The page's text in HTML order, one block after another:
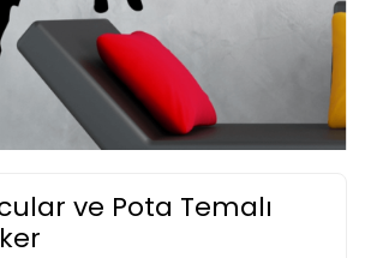
ve Pota Temalı